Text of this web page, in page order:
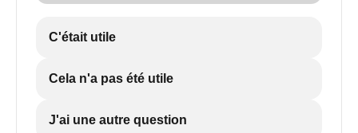
C'était utile
Cela n'a pas été utile
J'ai une autre question